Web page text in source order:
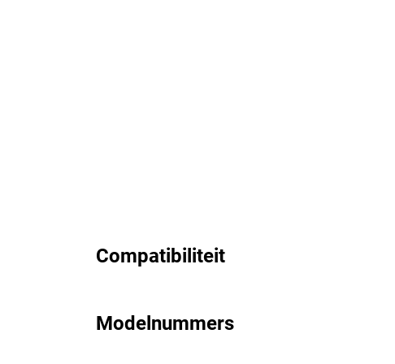
Compatibiliteit
Modelnummers